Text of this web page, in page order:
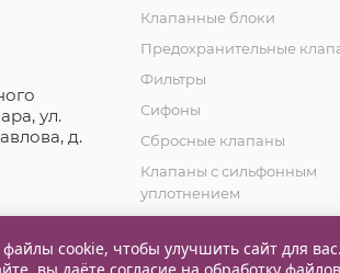
ул.
д.
Клапанные блоки
Предохранительные
Фильтры
Сифоны
Сбросные клапаны
Клапаны с сильфонным
уплотнением
cookie, чтобы улучшить сайт для вас.
вы даёте согласие на обработку